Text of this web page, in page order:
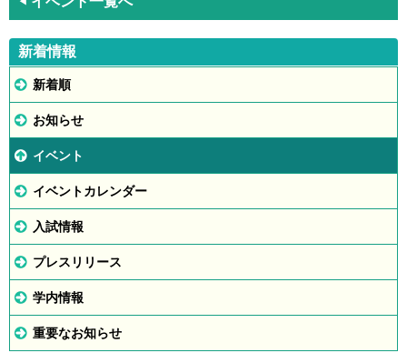
新着情報
新着順
お知らせ
イベント
イベントカレンダー
入試情報
プレスリリース
学内情報
重要なお知らせ